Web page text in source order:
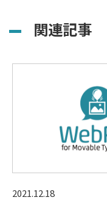
関連記事
2021.12.18